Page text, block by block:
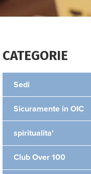
CATEGORIE
Sedi
Sicuramente in OIC
spiritualita'
Club Over 100